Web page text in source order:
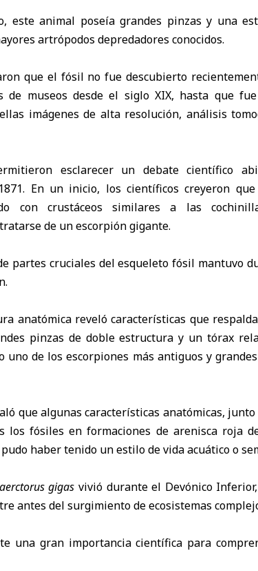
este animal poseía grandes pinzas y una
artrópodos depredadores conocidos.
que el fósil no fue descubierto
de museos desde el siglo XIX, hasta que
imágenes de alta resolución, análisis
esclarecer un debate científico
En un inicio, los científicos creyeron
con crustáceos similares a las
de un escorpión gigante.
partes cruciales del esqueleto fósil mantuvo
anatómica reveló características que
pinzas de doble estructura y un tórax
uno de los escorpiones más antiguos y
que algunas características anatómicas,
los fósiles en formaciones de arenisca roja
haber tenido un estilo de vida acuático o
gigas vivió durante el Devónico
antes del surgimiento de ecosistemas
una gran importancia científica para